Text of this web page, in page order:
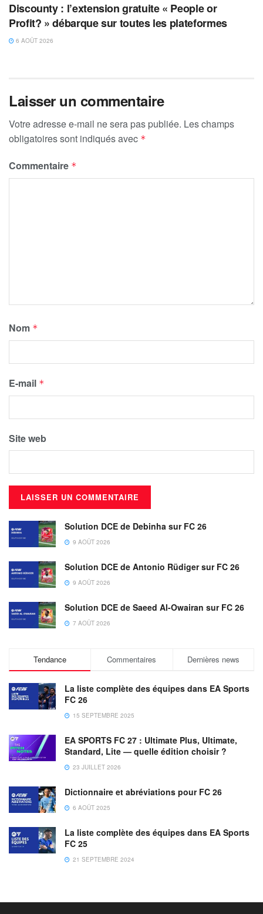
Discounty : l’extension gratuite « People or
Profit? » débarque sur toutes les plateformes
6 AOÛT 2026
Laisser un commentaire
Votre adresse e-mail ne sera pas publiée. Les champs
obligatoires sont indiqués avec *
Commentaire *
Nom *
E-mail *
Site web
Solution DCE de Debinha sur FC 26
9 AOÛT 2026
Solution DCE de Antonio Rüdiger sur FC 26
9 AOÛT 2026
Solution DCE de Saeed Al-Owairan sur FC 26
7 AOÛT 2026
Tendance Commentaires Dernières news
La liste complète des équipes dans EA Sports
FC 26
15 SEPTEMBRE 2025
EA SPORTS FC 27 : Ultimate Plus, Ultimate,
Standard, Lite — quelle édition choisir ?
23 JUILLET 2026
Dictionnaire et abréviations pour FC 26
6 AOÛT 2025
La liste complète des équipes dans EA Sports
FC 25
21 SEPTEMBRE 2024